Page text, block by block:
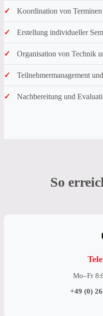
✓ Koordination von
✓ Erstellung individueller
✓ Organisation von Technik
✓ Teilnehmermanagement
✓ Nachbereitung und
So
Mo–Fr
+49 (0)